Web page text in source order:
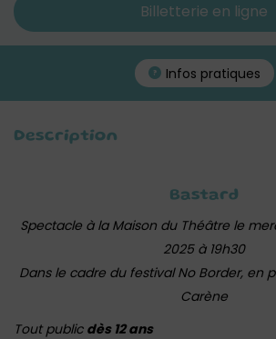
Billetterie en ligne
Infos pratiques
Description
Bastard
Spectacle à la Maison du Théâtre le
2025 à 19h30
Dans le cadre du festival No Border, en
Carène
Tout public dès 12 ans